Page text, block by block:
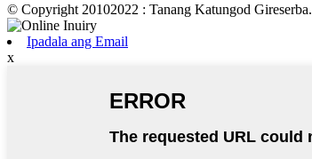
© Copyright 20102022 : Tanang Katungod Gireserba.
Ipadala ang Email
x